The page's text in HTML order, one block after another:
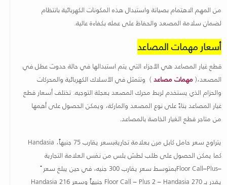
من المهم الاهتمام بصيانة واستبدال هذه المكونات الكهربائية بانتظام
لضمان سلامة المصعد والحفاظ على عمله بكفاءة عالية.
أسعار مهمات المصاعد
قطع غيار المصاعد هي الأجزاء التي يتم استبدالها في حالة حدوث عطل في
المصعد،(مهمات مصاعد ) وتتمثل في الأسلاك الكهربائية والمحركات
والحزام الذي يستخدم لربط محرك المصعد بعجلة التوجيه. تختلف أسعار قطع
غيار المصاعد بناءً على نوع المصعد والماركة، ويمكن الحصول على أهمها
من متاجر قطع الغيار الخاصة بالمصاعد.
يتراوح سعر حامل كابل مرن بعلامة تجارية
Handasia بسعر يقارب 75 جنيهاً،
كما يمكن الحصول على طلب لطش بلس من نفس العلامة التجارية
بمتوسط سعر يقارب 300 جنيه، في حين يبلغ سعر ًFloor Call–Plus–
Handasia 216جنيهاً وسعر Floor Call – Plus 2 – Handasia يقدر بـ 270